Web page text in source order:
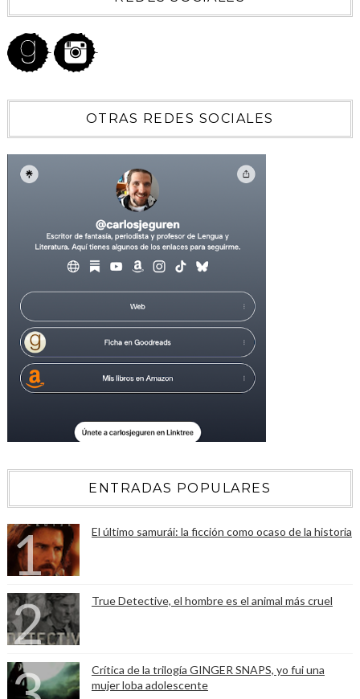
OTRAS REDES SOCIALES
ENTRADAS POPULARES
El último samurái: la ficción como ocaso de la historia
True Detective, el hombre es el animal más cruel
Crítica de la trilogía GINGER SNAPS, yo fui una
mujer loba adolescente